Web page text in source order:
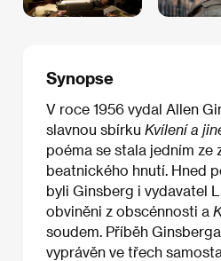
Synopse
V roce 1956 vydal Allen
slavnou sbírku Kvílení a
poéma se stala jedním ze
beatnického hnutí. Hned
byli Ginsberg i vydavatel
obviněni z obscénnosti a
soudem. Příběh
vyprávěn ve třech